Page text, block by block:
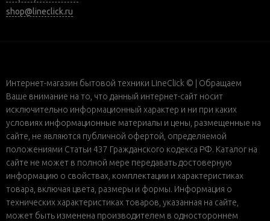
shop@lineclick.ru
Интернет-магазин бытовой техники LineClick © | Обращаем
Ваше внимание на то, что данный интернет-сайт носит
исключительно информационный характер и ни при каких
условиях информационные материалы и цены, размещенные на
сайте, не являются публичной офертой, определяемой
положениями Статьи 437 Гражданского кодекса РФ. Каталог на
сайте не может в полной мере передавать достоверную
информацию о свойствах, комплектации и характеристиках
товара, включая цвета, размеры и формы. Информация о
технических характеристиках товаров, указанная на сайте,
может быть изменена производителем в одностороннем